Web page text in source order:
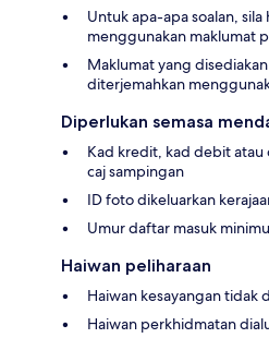
Untuk apa-apa soalan,
menggunakan maklumat
Maklumat yang
diterjemahkan
Diperlukan semasa
Kad kredit, kad debit
caj sampingan
ID foto dikeluarkan
Umur daftar masuk
Haiwan peliharaan
Haiwan kesayangan tidak
Haiwan perkhidmatan